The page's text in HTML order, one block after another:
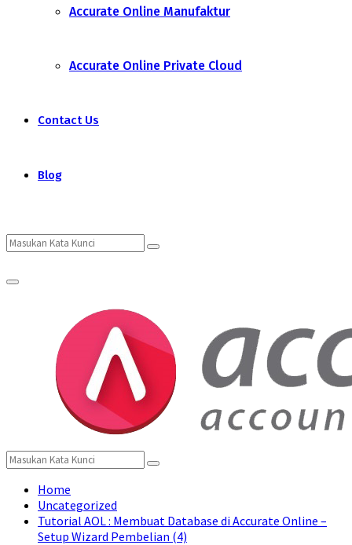
Accurate Online Manufaktur
Accurate Online Private Cloud
Contact Us
Blog
Search
Search
Primary
Search
for:
Search
Home
Uncategorized
Tutorial AOL : Membuat Database di Accurate Online –
Setup Wizard Pembelian (4)